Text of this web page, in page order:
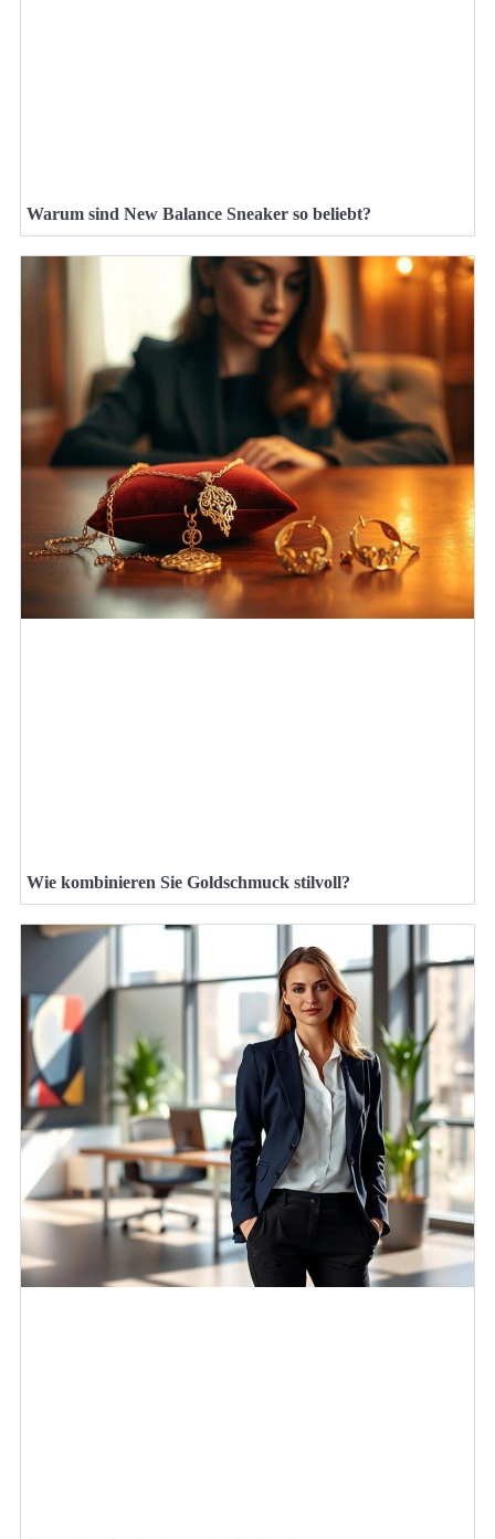
Warum sind New Balance Sneaker so beliebt?
Wie kombinieren Sie Goldschmuck stilvoll?